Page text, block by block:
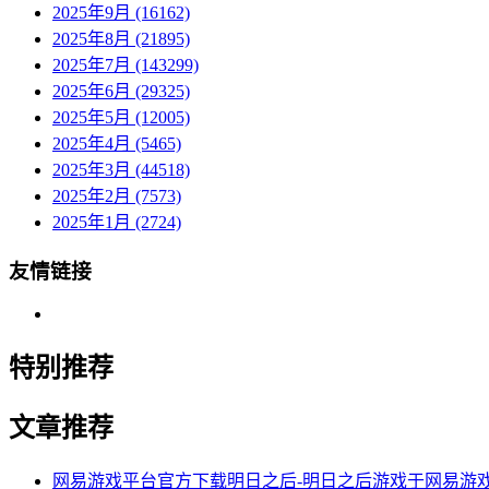
2025年9月 (16162)
2025年8月 (21895)
2025年7月 (143299)
2025年6月 (29325)
2025年5月 (12005)
2025年4月 (5465)
2025年3月 (44518)
2025年2月 (7573)
2025年1月 (2724)
友情链接
特别推荐
文章推荐
网易游戏平台官方下载明日之后-明日之后游戏于网易游